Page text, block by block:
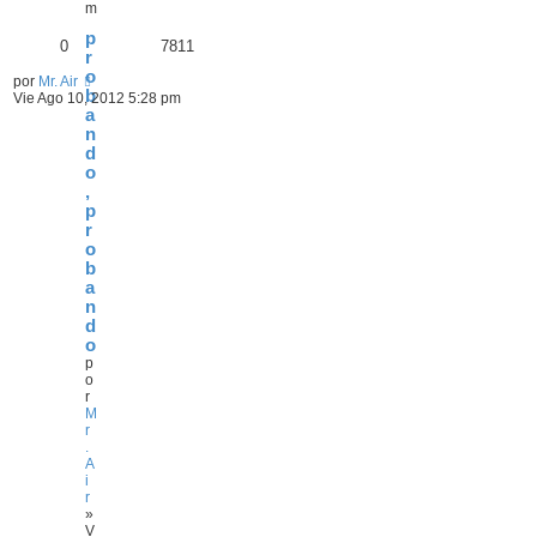
m
p
r
o
b
a
n
d
o
,
p
r
o
b
a
n
d
o
p
o
r
M
r
.
A
i
r
»
V
0 7811
por Mr. Air
Vie Ago 10, 2012 5:28 pm